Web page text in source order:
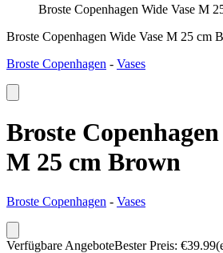
Broste Copenhagen Wide Vase M
Broste Copenhagen Wide Vase M 25 cm
Broste Copenhagen - Vases
Broste
M 25 cm Brown
Broste Copenhagen - Vases
Verfügbare AngeboteBester Preis: €39.99